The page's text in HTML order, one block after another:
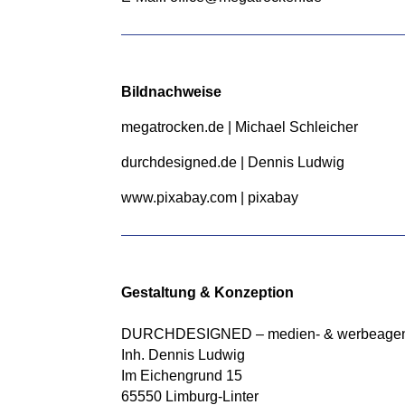
Bildnachweise
megatrocken.de | Michael Schleicher
durchdesigned.de | Dennis Ludwig
www.pixabay.com | pixabay
Gestaltung & Konzeption
DURCHDESIGNED – medien- &
Inh. Dennis Ludwig
Im Eichengrund 15
65550 Limburg-Linter